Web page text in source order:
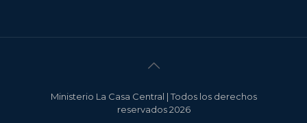
Ministerio La Casa Central | Todos los derechos
reservados 2026